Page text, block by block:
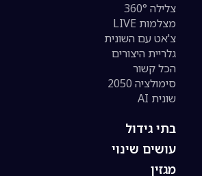
צלילה 360°
מצלמות LIVE
צ'אט עם השונית
גלריית היצורים
הכל קשור
סימולציה 2050
שונית AI
בתי גידול
עושים שינוי
מגזין